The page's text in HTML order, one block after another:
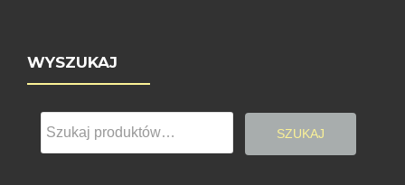
WYSZUKAJ
Szukaj:
SZUKAJ